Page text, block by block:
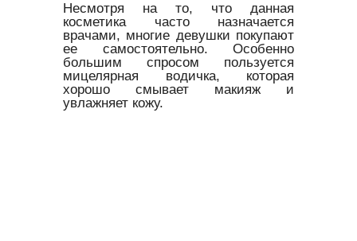
Несмотря на то, что данная
косметика часто назначается
врачами, многие девушки покупают
ее самостоятельно. Особенно
большим спросом пользуется
мицелярная водичка, которая
хорошо смывает макияж и
увлажняет кожу.